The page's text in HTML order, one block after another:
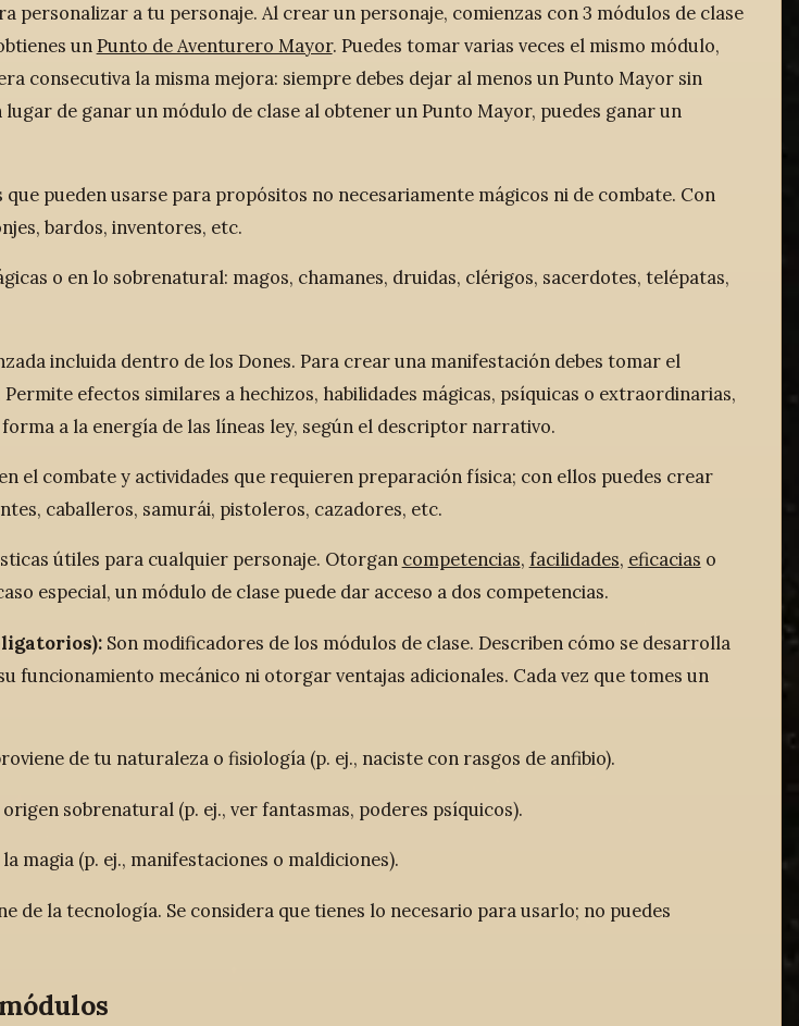
personalizar a tu personaje. Al crear un personaje, comienzas con 3 módulos de clase
un Punto de Aventurero Mayor. Puedes tomar varias veces el mismo módulo,
consecutiva la misma mejora: siempre debes dejar al menos un Punto Mayor sin
lugar de ganar un módulo de clase al obtener un Punto Mayor, puedes ganar un
pueden usarse para propósitos no necesariamente mágicos ni de combate. Con
bardos, inventores, etc.
o en lo sobrenatural: magos, chamanes, druidas, clérigos, sacerdotes, telépatas,
incluida dentro de los Dones. Para crear una manifestación debes tomar el
efectos similares a hechizos, habilidades mágicas, psíquicas o extraordinarias,
a la energía de las líneas ley, según el descriptor narrativo.
el combate y actividades que requieren preparación física; con ellos puedes crear
caballeros, samurái, pistoleros, cazadores, etc.
útiles para cualquier personaje. Otorgan competencias, facilidades, eficacias o
especial, un módulo de clase puede dar acceso a dos competencias.
Son modificadores de los módulos de clase. Describen cómo se desarrolla
funcionamiento mecánico ni otorgar ventajas adicionales. Cada vez que tomes un
de tu naturaleza o fisiología (p. ej., naciste con rasgos de anfibio).
sobrenatural (p. ej., ver fantasmas, poderes psíquicos).
magia (p. ej., manifestaciones o maldiciones).
de la tecnología. Se considera que tienes lo necesario para usarlo; no puedes